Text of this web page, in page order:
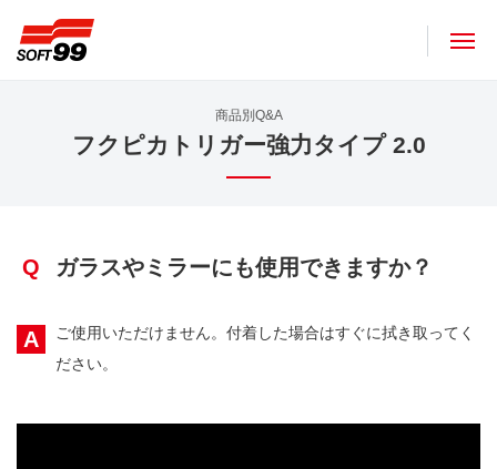
商品別Q&A
フクピカトリガー強力タイプ 2.0
Q ガラスやミラーにも使用できますか？
A
ご使用いただけません。付着した場合はすぐに拭き取ってく
ださい。